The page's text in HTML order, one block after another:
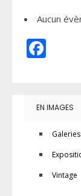
Aucun
EN IMAGES
Vintage